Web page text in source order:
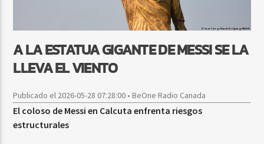
A LA ESTATUA GIGANTE DE MESSI SE LA
LLEVA EL VIENTO
Publicado el 2026-05-28 07:28:00 • BeOne Radio Canada
El coloso de Messi en Calcuta enfrenta riesgos
estructurales